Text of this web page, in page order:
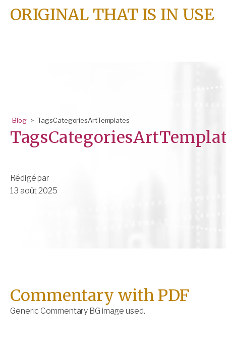
ORIGINAL THAT IS IN USE
Blog > TagsCategoriesArtTemplates
Rédigé par
13 août 2025
Commentary with PDF
Generic Commentary BG image used.